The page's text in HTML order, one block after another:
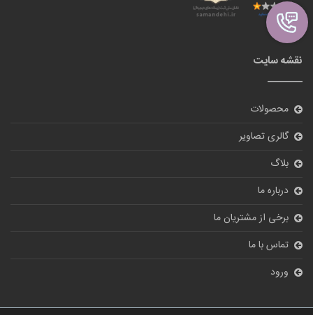
نقشه سایت
محصولات
گالری تصاویر
بلاگ
درباره ما
برخی از مشتریان ما
تماس با ما
ورود